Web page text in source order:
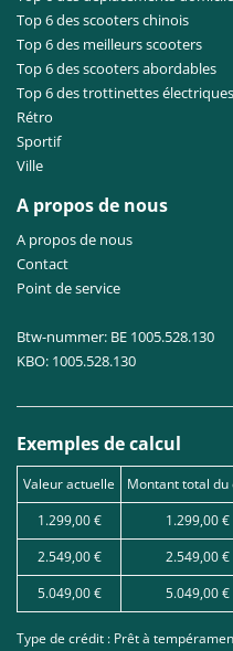
Top 6 des scooters chinois
Top 6 des meilleurs scooters
Top 6 des scooters abordables
Top 6 des trottinettes électriques
Rétro
Sportif
Ville
A propos de nous
A propos de nous
Contact
Point de service
Btw-nummer: BE 1005.528.130
KBO: 1005.528.130
Exemples de calcul
Valeur actuelle Montant total du
1.299,00 €
1.299,00 €
2.549,00 €
2.549,00 €
5.049,00 €
5.049,00 €
Type de crédit : Prêt à